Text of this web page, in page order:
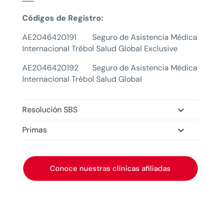
Códigos de Registro:
AE2046420191 Seguro de Asistencia Médica
Internacional Trébol Salud Global Exclusive
AE2046420192 Seguro de Asistencia Médica
Internacional Trébol Salud Global
Resolución SBS
Primas
Conoce nuestras clínicas afiliadas